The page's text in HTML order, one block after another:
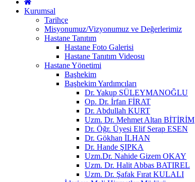
Kurumsal
Tarihçe
Misyonumuz/Vizyonumuz ve Değerlerimiz
Hastane Tanıtım
Hastane Foto Galerisi
Hastane Tanıtım Videosu
Hastane Yönetimi
Başhekim
Başhekim Yardımcıları
Dr. Yakup SÜLEYMANOĞLU
Op. Dr. İrfan FİRAT
Dr. Abdullah KURT
Uzm. Dr. Mehmet Altan BİTİRİM
Dr. Öğr. Üyesi Elif Serap ESEN
Dr. Gökhan İLHAN
Dr. Hande ŞIPKA
Uzm.Dr. Nahide Gizem OKAY
Uzm. Dr. Halit Abbas BATIREL
Uzm. Dr. Şafak Fırat KULALI